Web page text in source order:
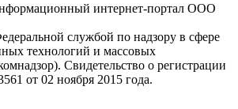
интернет-портал ООО
службой по надзору в сфере
технологий и массовых
Cвидетельство о регистрации
от 02 ноября 2015 года.